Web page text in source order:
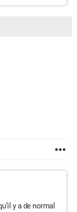
y a de normal